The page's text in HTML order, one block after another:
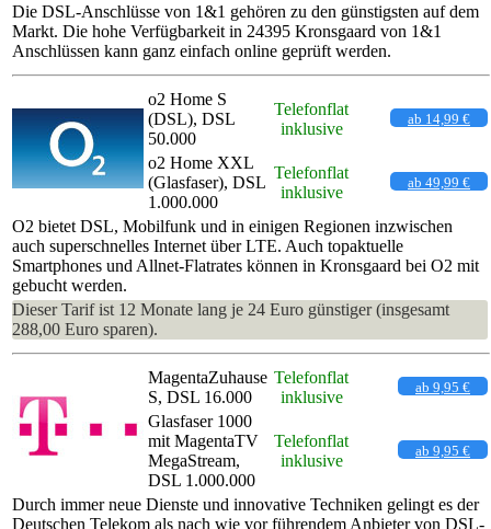
Die DSL-Anschlüsse von 1&1 gehören zu den günstigsten auf dem
Markt. Die hohe Verfügbarkeit in 24395 Kronsgaard von 1&1
Anschlüssen kann ganz einfach online geprüft werden.
o2 Home S
(DSL), DSL
50.000
Telefonflat
inklusive
ab 14,99 €
o2 Home XXL
(Glasfaser), DSL
1.000.000
Telefonflat
inklusive
ab 49,99 €
O2 bietet DSL, Mobilfunk und in einigen Regionen inzwischen
auch superschnelles Internet über LTE. Auch topaktuelle
Smartphones und Allnet-Flatrates können in Kronsgaard bei O2 mit
gebucht werden.
Dieser Tarif ist 12 Monate lang je 24 Euro günstiger (insgesamt
288,00 Euro sparen).
MagentaZuhause
S, DSL 16.000
Telefonflat
inklusive
ab 9,95 €
Glasfaser 1000
mit MagentaTV
MegaStream,
DSL 1.000.000
Telefonflat
inklusive
ab 9,95 €
Durch immer neue Dienste und innovative Techniken gelingt es der
Deutschen Telekom als nach wie vor führendem Anbieter von DSL-